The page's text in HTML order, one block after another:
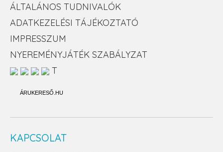
ÁLTALÁNOS TUDNIVALÓK
ADATKEZELÉSI TÁJÉKOZTATÓ
IMPRESSZUM
NYEREMÉNYJÁTÉK SZABÁLYZAT
T
ÁRUKERESŐ.HU
KAPCSOLAT